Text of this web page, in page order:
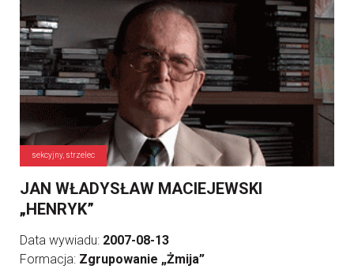
sekcyjny, strzelec
JAN WŁADYSŁAW MACIEJEWSKI
„HENRYK”
Data wywiadu: 2007-08-13
Formacja: Zgrupowanie „Żmija”